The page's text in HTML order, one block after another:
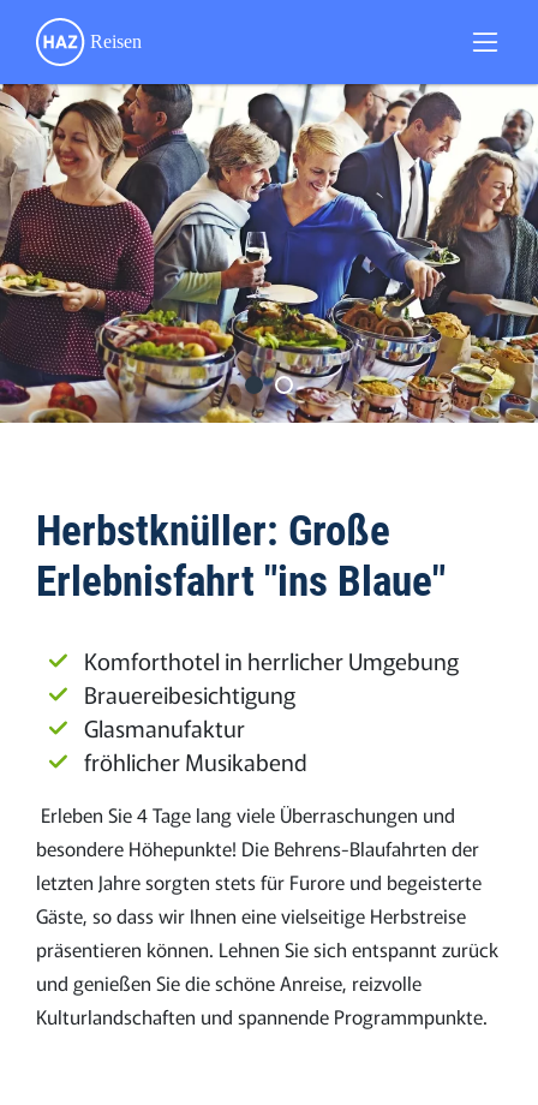
Herbstknüller: Große
Erlebnisfahrt "ins Blaue"
Komforthotel in herrlicher Umgebung
Brauereibesichtigung
Glasmanufaktur
fröhlicher Musikabend
Erleben Sie 4 Tage lang viele Überraschungen und
besondere Höhepunkte! Die Behrens-Blaufahrten der
letzten Jahre sorgten stets für Furore und begeisterte
Gäste, so dass wir Ihnen eine vielseitige Herbstreise
präsentieren können. Lehnen Sie sich entspannt zurück
und genießen Sie die schöne Anreise, reizvolle
Kulturlandschaften und spannende Programmpunkte.